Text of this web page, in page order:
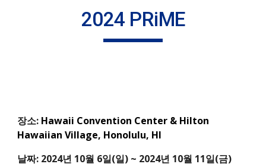
2024 PRiME
장소: Hawaii Convention Center & Hilton
Hawaiian Village, Honolulu, HI
날짜: 2024년 10월 6일(일) ~ 2024년 10월 11일(금)